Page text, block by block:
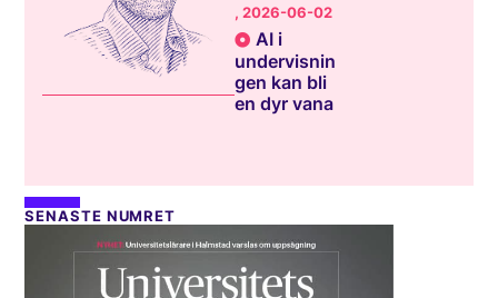
, 2026-06-02
AI i
undervisnin
gen kan bli
en dyr vana
SENASTE NUMRET